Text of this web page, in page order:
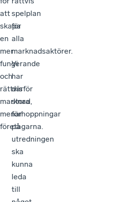
att
skapa
en
mer
fungerande
och
rättvis
marknad,
menar
företagarna.
spelplan
för
alla
marknadsaktörer.
Vi
har
därför
stora
förhoppningar
på
utredningen
ska
kunna
leda
till